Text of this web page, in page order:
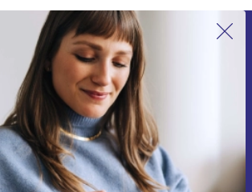
Tilmeld dig vores nyhedsbrev for
første gang og spar 115 kr!
Gå aldrig glip af et tilbud igen.
Anmod om kupon